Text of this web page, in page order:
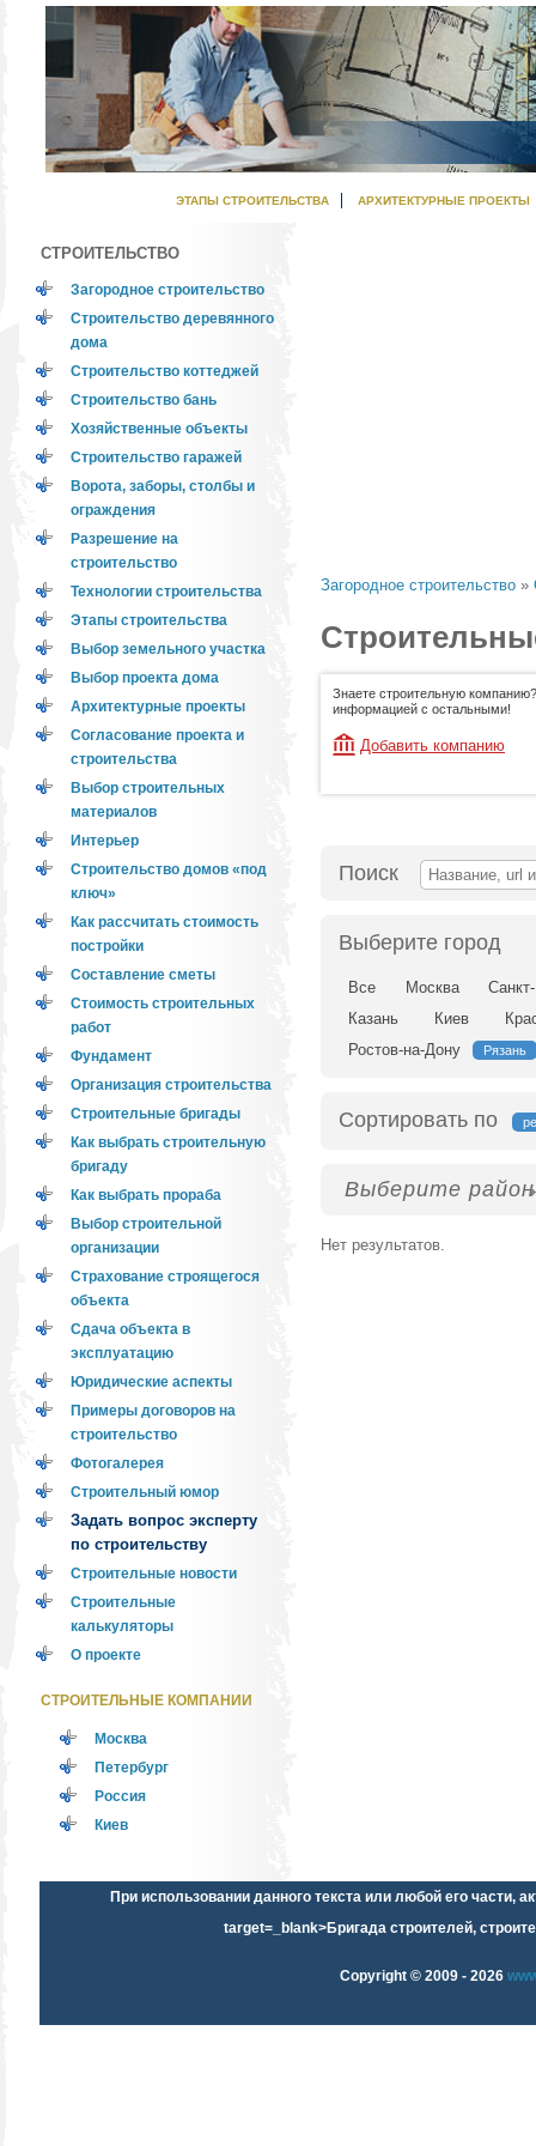
ЭТАПЫ СТРОИТЕЛЬСТВА АРХИТЕКТУРНЫЕ ПРОЕКТЫ
СТРОИТЕЛЬСТВО
Загородное строительство
Строительство деревянного
дома
Строительство коттеджей
Строительство бань
Хозяйственные объекты
Строительство гаражей
Ворота, заборы, столбы и
ограждения
Разрешение на
строительство
Технологии строительства
Этапы строительства
Выбор земельного участка
Выбор проекта дома
Архитектурные проекты
Согласование проекта и
строительства
Выбор строительных
материалов
Интерьер
Строительство домов «под
ключ»
Как рассчитать стоимость
постройки
Составление сметы
Стоимость строительных
работ
Фундамент
Организация строительства
Строительные бригады
Как выбрать строительную
бригаду
Как выбрать прораба
Выбор строительной
организации
Страхование строящегося
объекта
Сдача объекта в
эксплуатацию
Юридические аспекты
Примеры договоров на
строительство
Фотогалерея
Строительный юмор
Задать вопрос эксперту
по строительству
Строительные новости
Строительные
калькуляторы
О проекте
СТРОИТЕЛЬНЫЕ КОМПАНИИ
Москва
Петербург
Россия
Киев
Загородное строительство »
Знаете строительную
информацией с остальными!
Добавить компанию
Поиск
Выберите город
Все Москва
Казань
Киев
Ростов-на-Дону
Рязань
Сортировать по
Выберите район
Нет результатов.
При использовании данного текста или любой его части,
target=_blank>Бригада строителей,
Copyright © 2009 - 2026